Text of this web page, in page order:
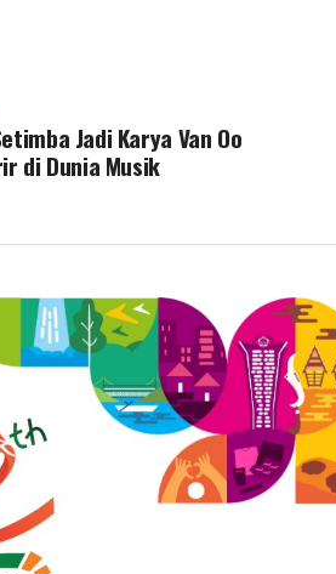
Jadi Karya Van Oo
di Dunia Musik